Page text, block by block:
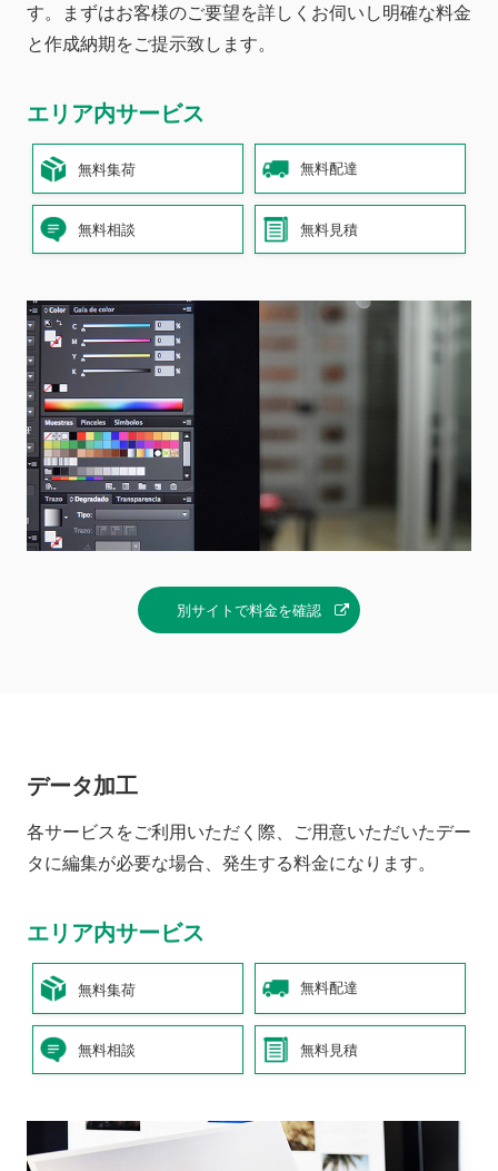
す。まずはお客様のご要望を詳しくお伺いし明確な料金
と作成納期をご提示致します。
エリア内サービス
無料集荷 無料配達
無料相談 無料見積
別サイトで料金を確認
データ加工
各サービスをご利用いただく際、ご用意いただいたデー
タに編集が必要な場合、発生する料金になります。
エリア内サービス
無料集荷 無料配達
無料相談 無料見積